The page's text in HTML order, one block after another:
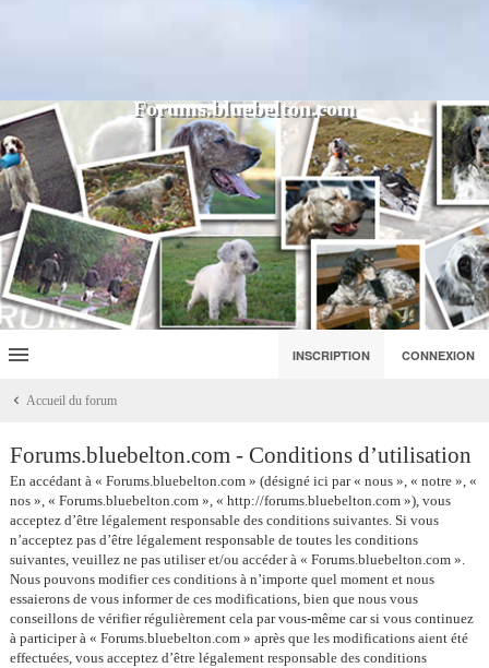
Forums.bluebelton.com
INSCRIPTION CONNEXION
Accueil du forum
Forums.bluebelton.com - Conditions d’utilisation
En accédant à « Forums.bluebelton.com » (désigné ici par « nous », « notre », «
nos », « Forums.bluebelton.com », « http://forums.bluebelton.com »), vous
acceptez d’être légalement responsable des conditions suivantes. Si vous
n’acceptez pas d’être légalement responsable de toutes les conditions
suivantes, veuillez ne pas utiliser et/ou accéder à « Forums.bluebelton.com ».
Nous pouvons modifier ces conditions à n’importe quel moment et nous
essaierons de vous informer de ces modifications, bien que nous vous
conseillons de vérifier régulièrement cela par vous-même car si vous continuez
à participer à « Forums.bluebelton.com » après que les modifications aient été
effectuées, vous acceptez d’être légalement responsable des conditions